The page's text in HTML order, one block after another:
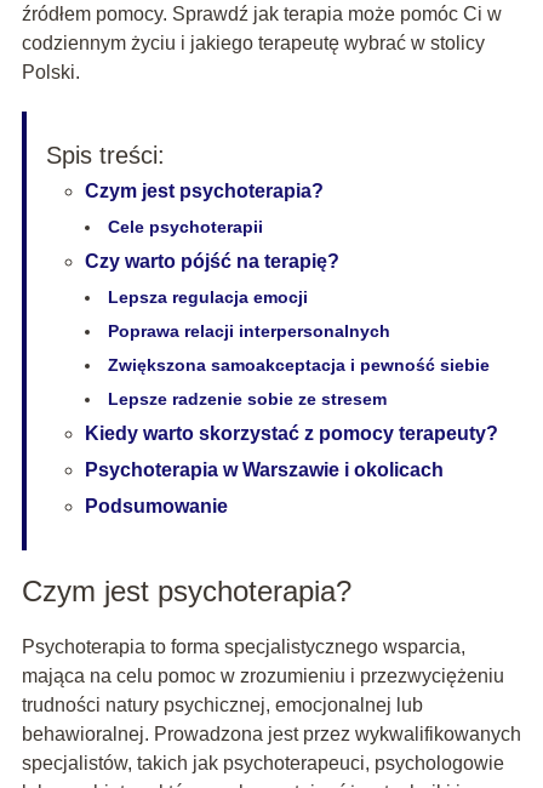
źródłem pomocy. Sprawdź jak terapia może pomóc Ci w
codziennym życiu i jakiego terapeutę wybrać w stolicy
Polski.
Spis treści:
Czym jest psychoterapia?
Cele psychoterapii
Czy warto pójść na terapię?
Lepsza regulacja emocji
Poprawa relacji interpersonalnych
Zwiększona samoakceptacja i pewność siebie
Lepsze radzenie sobie ze stresem
Kiedy warto skorzystać z pomocy terapeuty?
Psychoterapia w Warszawie i okolicach
Podsumowanie
Czym jest psychoterapia?
Psychoterapia to forma specjalistycznego wsparcia,
mająca na celu pomoc w zrozumieniu i przezwyciężeniu
trudności natury psychicznej, emocjonalnej lub
behawioralnej. Prowadzona jest przez wykwalifikowanych
specjalistów, takich jak psychoterapeuci, psychologowie